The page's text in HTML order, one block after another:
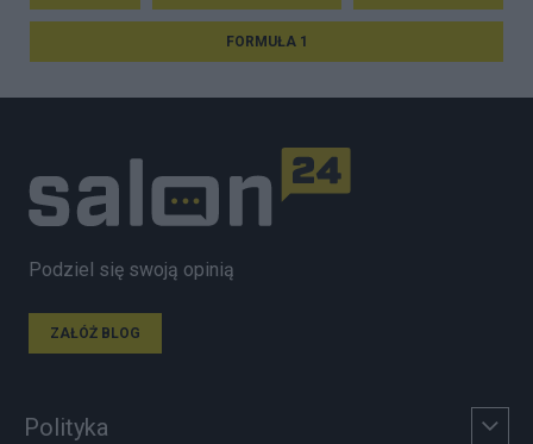
FORMUŁA 1
Podziel się swoją opinią
ZAŁÓŻ BLOG
Polityka